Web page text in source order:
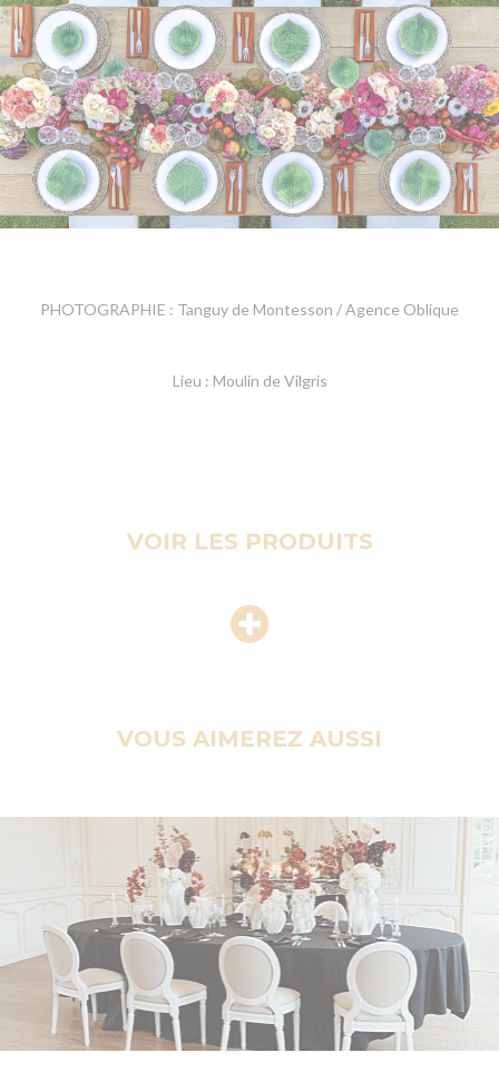
PHOTOGRAPHIE : Tanguy de Montesson / Agence Oblique
Lieu : Moulin de Vilgris
VOIR LES PRODUITS
VOUS AIMEREZ AUSSI